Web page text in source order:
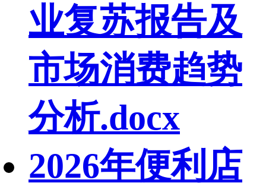
业复苏报告及
市场消费趋势
分析.docx
2026年便利店